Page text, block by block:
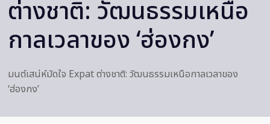
ต่างชาติ: วัฒนธรรมเหนือ
กาลเวลาของ ‘ฮ่องกง’
มนต์เสน่ห์มัดใจ Expat ต่างชาติ: วัฒนธรรมเหนือกาลเวลาของ
‘ฮ่องกง’